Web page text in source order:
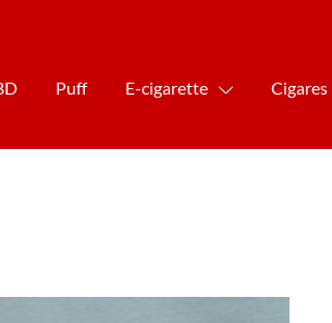
Puff E-cigarette Cigares